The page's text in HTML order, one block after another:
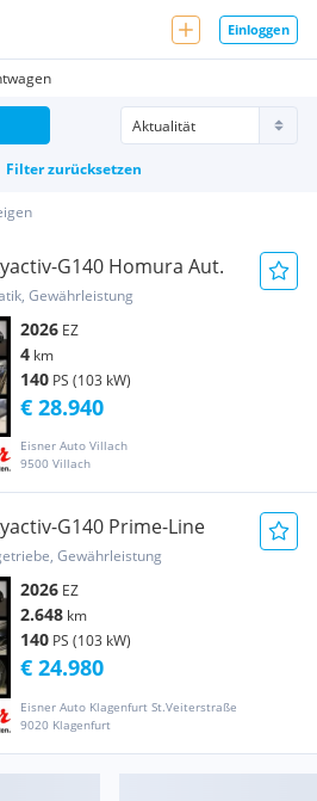
Einloggen
Filter zurücksetzen
G140 Homura Aut.
Gewährleistung
2026 EZ
4 km
140 PS (103 kW)
Eisner Auto Villach
9500 Villach
€ 28.940
G140 Prime-Line
Gewährleistung
2026 EZ
2.648 km
140 PS (103 kW)
Eisner Auto Klagenfurt St.Veiterstraße
9020 Klagenfurt
€ 24.980